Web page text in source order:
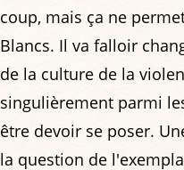
coup, mais ça ne
Blancs. Il va falloir
de la culture de la
singulièrement parmi
être devoir se poser.
la question de